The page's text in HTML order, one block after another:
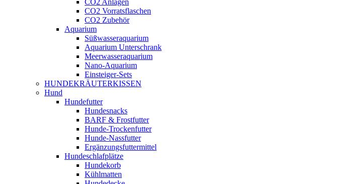
CO2 Anlagen
CO2 Vorratsflaschen
CO2 Zubehör
Aquarium
Süßwasseraquarium
Aquarium Unterschrank
Meerwasseraquarium
Nano-Aquarium
Einsteiger-Sets
HUNDEKRÄUTERKISSEN
Hund
Hundefutter
Hundesnacks
BARF & Frostfutter
Hunde-Trockenfutter
Hunde-Nassfutter
Ergänzungsfuttermittel
Hundeschlafplätze
Hundekorb
Kühlmatten